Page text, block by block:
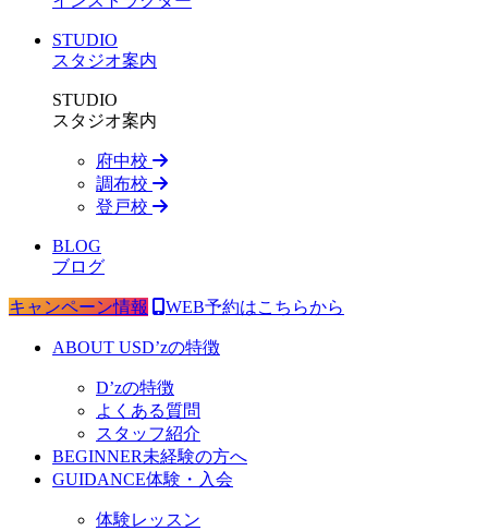
STUDIO
スタジオ案内
STUDIO
スタジオ案内
府中校
調布校
登戸校
BLOG
ブログ
キャンペーン情報 WEB予約はこちらから
ABOUT USD’zの特徴
D’zの特徴
よくある質問
スタッフ紹介
BEGINNER未経験の方へ
GUIDANCE体験・入会
体験レッスン